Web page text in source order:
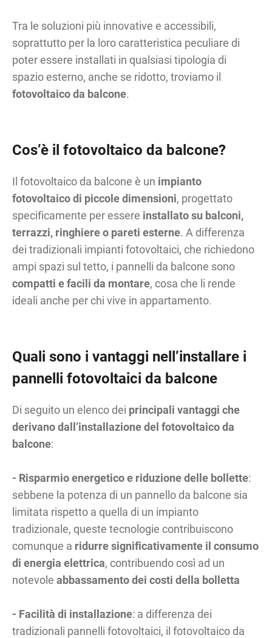
Tra le soluzioni più innovative e accessibili,
soprattutto per la loro caratteristica peculiare di
poter essere installati in qualsiasi tipologia di
spazio esterno, anche se ridotto, troviamo il
fotovoltaico da balcone.
Cos’è il fotovoltaico da balcone?
Il fotovoltaico da balcone è un impianto
fotovoltaico di piccole dimensioni, progettato
specificamente per essere installato su balconi,
terrazzi, ringhiere o pareti esterne. A differenza
dei tradizionali impianti fotovoltaici, che richiedono
ampi spazi sul tetto, i pannelli da balcone sono
compatti e facili da montare, cosa che li rende
ideali anche per chi vive in appartamento.
Quali sono i vantaggi nell’installare i
pannelli fotovoltaici da balcone
Di seguito un elenco dei principali vantaggi che
derivano dall’installazione del fotovoltaico da
balcone:
- Risparmio energetico e riduzione delle bollette:
sebbene la potenza di un pannello da balcone sia
limitata rispetto a quella di un impianto
tradizionale, queste tecnologie contribuiscono
comunque a ridurre significativamente il consumo
di energia elettrica, contribuendo così ad un
notevoleabbassamento dei costi della bolletta
- Facilità di installazione: a differenza dei
tradizionali pannelli fotovoltaici, il fotovoltaico da